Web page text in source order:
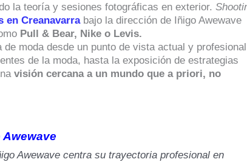
la teoría y sesiones fotográficas en exterior.
en Creanavarrabajo la dirección de Iñigo Awewave
Pull & Bear, Nike o Levis.
moda desde un punto de vista actual y
de la moda, hasta la exposición de estrategias
visión cercana a un mundo que a priori, no
Awewave centra su trayectoria profesional en